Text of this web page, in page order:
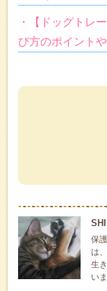
・【ドッグトレ
び方のポイント
保
は
生
い